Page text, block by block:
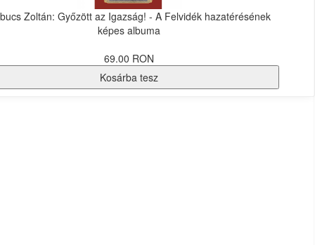
Zoltán: Győzött az Igazság! - A Felvidék hazatérésének
képes albuma
69.00 RON
Kosárba tesz